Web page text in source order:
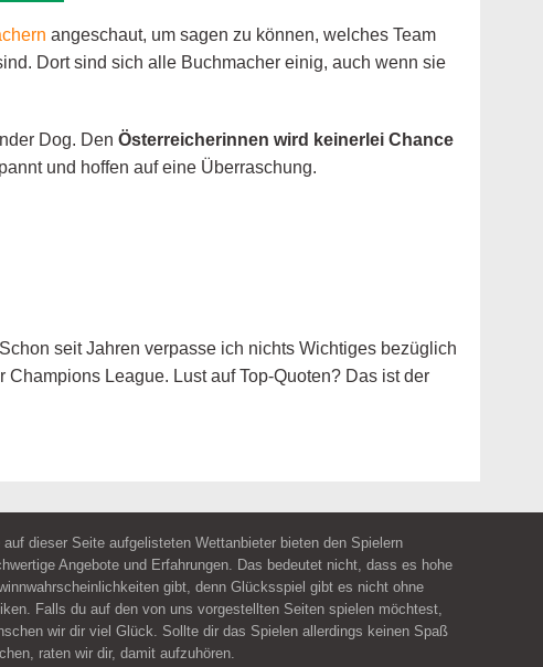
angeschaut, um sagen zu können, welches Team
Dort sind sich alle Buchmacher einig, auch wenn sie
Dog. Den Österreicherinnen wird keinerlei Chance
und hoffen auf eine Überraschung.
seit Jahren verpasse ich nichts Wichtiges bezüglich
League. Lust auf Top-Quoten? Das ist der
auf dieser Seite aufgelisteten Wettanbieter bieten den Spielern
Angebote und Erfahrungen. Das bedeutet nicht, dass es hohe
gibt, denn Glücksspiel gibt es nicht ohne
Falls du auf den von uns vorgestellten Seiten spielen möchtest,
wir dir viel Glück. Sollte dir das Spielen allerdings keinen Spaß
raten wir dir, damit aufzuhören.